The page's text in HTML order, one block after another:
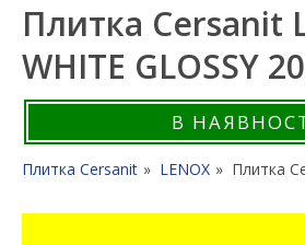
Плитка Cersanit
WHITE GLOSSY
В
Плитка Cersanit LENOX Плитка